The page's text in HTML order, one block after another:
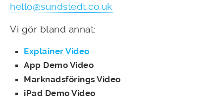
hello@sundstedt.co.uk
Vi gör bland annat:
Explainer Video
App Demo Video
Marknadsförings Video
iPad Demo Video